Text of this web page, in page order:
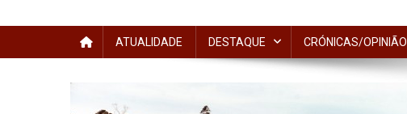
ATUALIDADE DESTAQUE CRÓNICAS/OPINIÃO